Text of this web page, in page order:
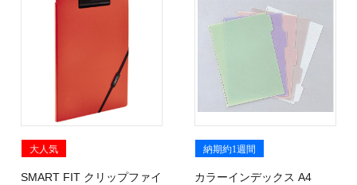
大人気
SMART FIT クリップファイ
納期約1週間
カラーインデックス A4